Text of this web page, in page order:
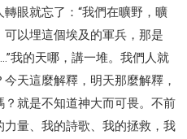
眼就忘了：“我們在曠野，曠
以埋這個埃及的軍兵，那是
我的天哪，講一堆。我們人就
天這麼解釋，明天那麼解釋，
就是不知道神大而可畏。不前
量、我的詩歌、我的拯救，我